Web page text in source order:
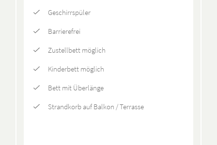
Geschirrspüler
Barrierefrei
Zustellbett möglich
Kinderbett möglich
Bett mit Überlänge
Strandkorb auf Balkon / Terrasse